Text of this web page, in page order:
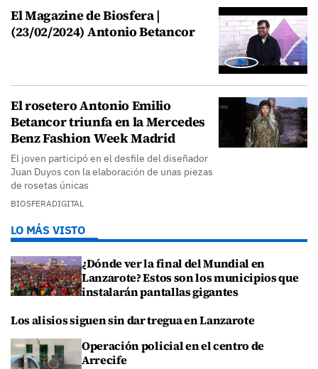
El Magazine de Biosfera |
(23/02/2024) Antonio Betancor
El rosetero Antonio Emilio
Betancor triunfa en la Mercedes
Benz Fashion Week Madrid
El joven participó en el desfile del diseñador
Juan Duyos con la elaboración de unas piezas
de rosetas únicas
BIOSFERADIGITAL
LO MÁS VISTO
¿Dónde ver la final del Mundial en
Lanzarote? Estos son los municipios que
instalarán pantallas gigantes
Los alisios siguen sin dar tregua en Lanzarote
Operación policial en el centro de
Arrecife